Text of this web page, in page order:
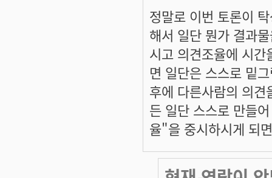
정말로 이번 토론이
해서 일단 뭔가 결과
시고 의견조율에 시
면 일단은 스스로 밑
후에 다른사람의 의
든 일단 스스로 만들
율"을 중시하시게 되